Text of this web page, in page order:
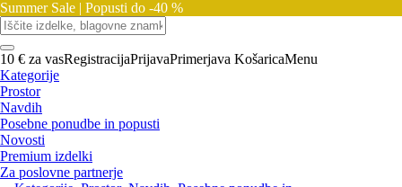
Summer Sale | Popusti do -40 %
10 € za vasRegistracijaPrijavaPrimerjava KošaricaMenu
Kategorije
Prostor
Navdih
Posebne ponudbe in popusti
Novosti
Premium izdelki
Za poslovne partnerje